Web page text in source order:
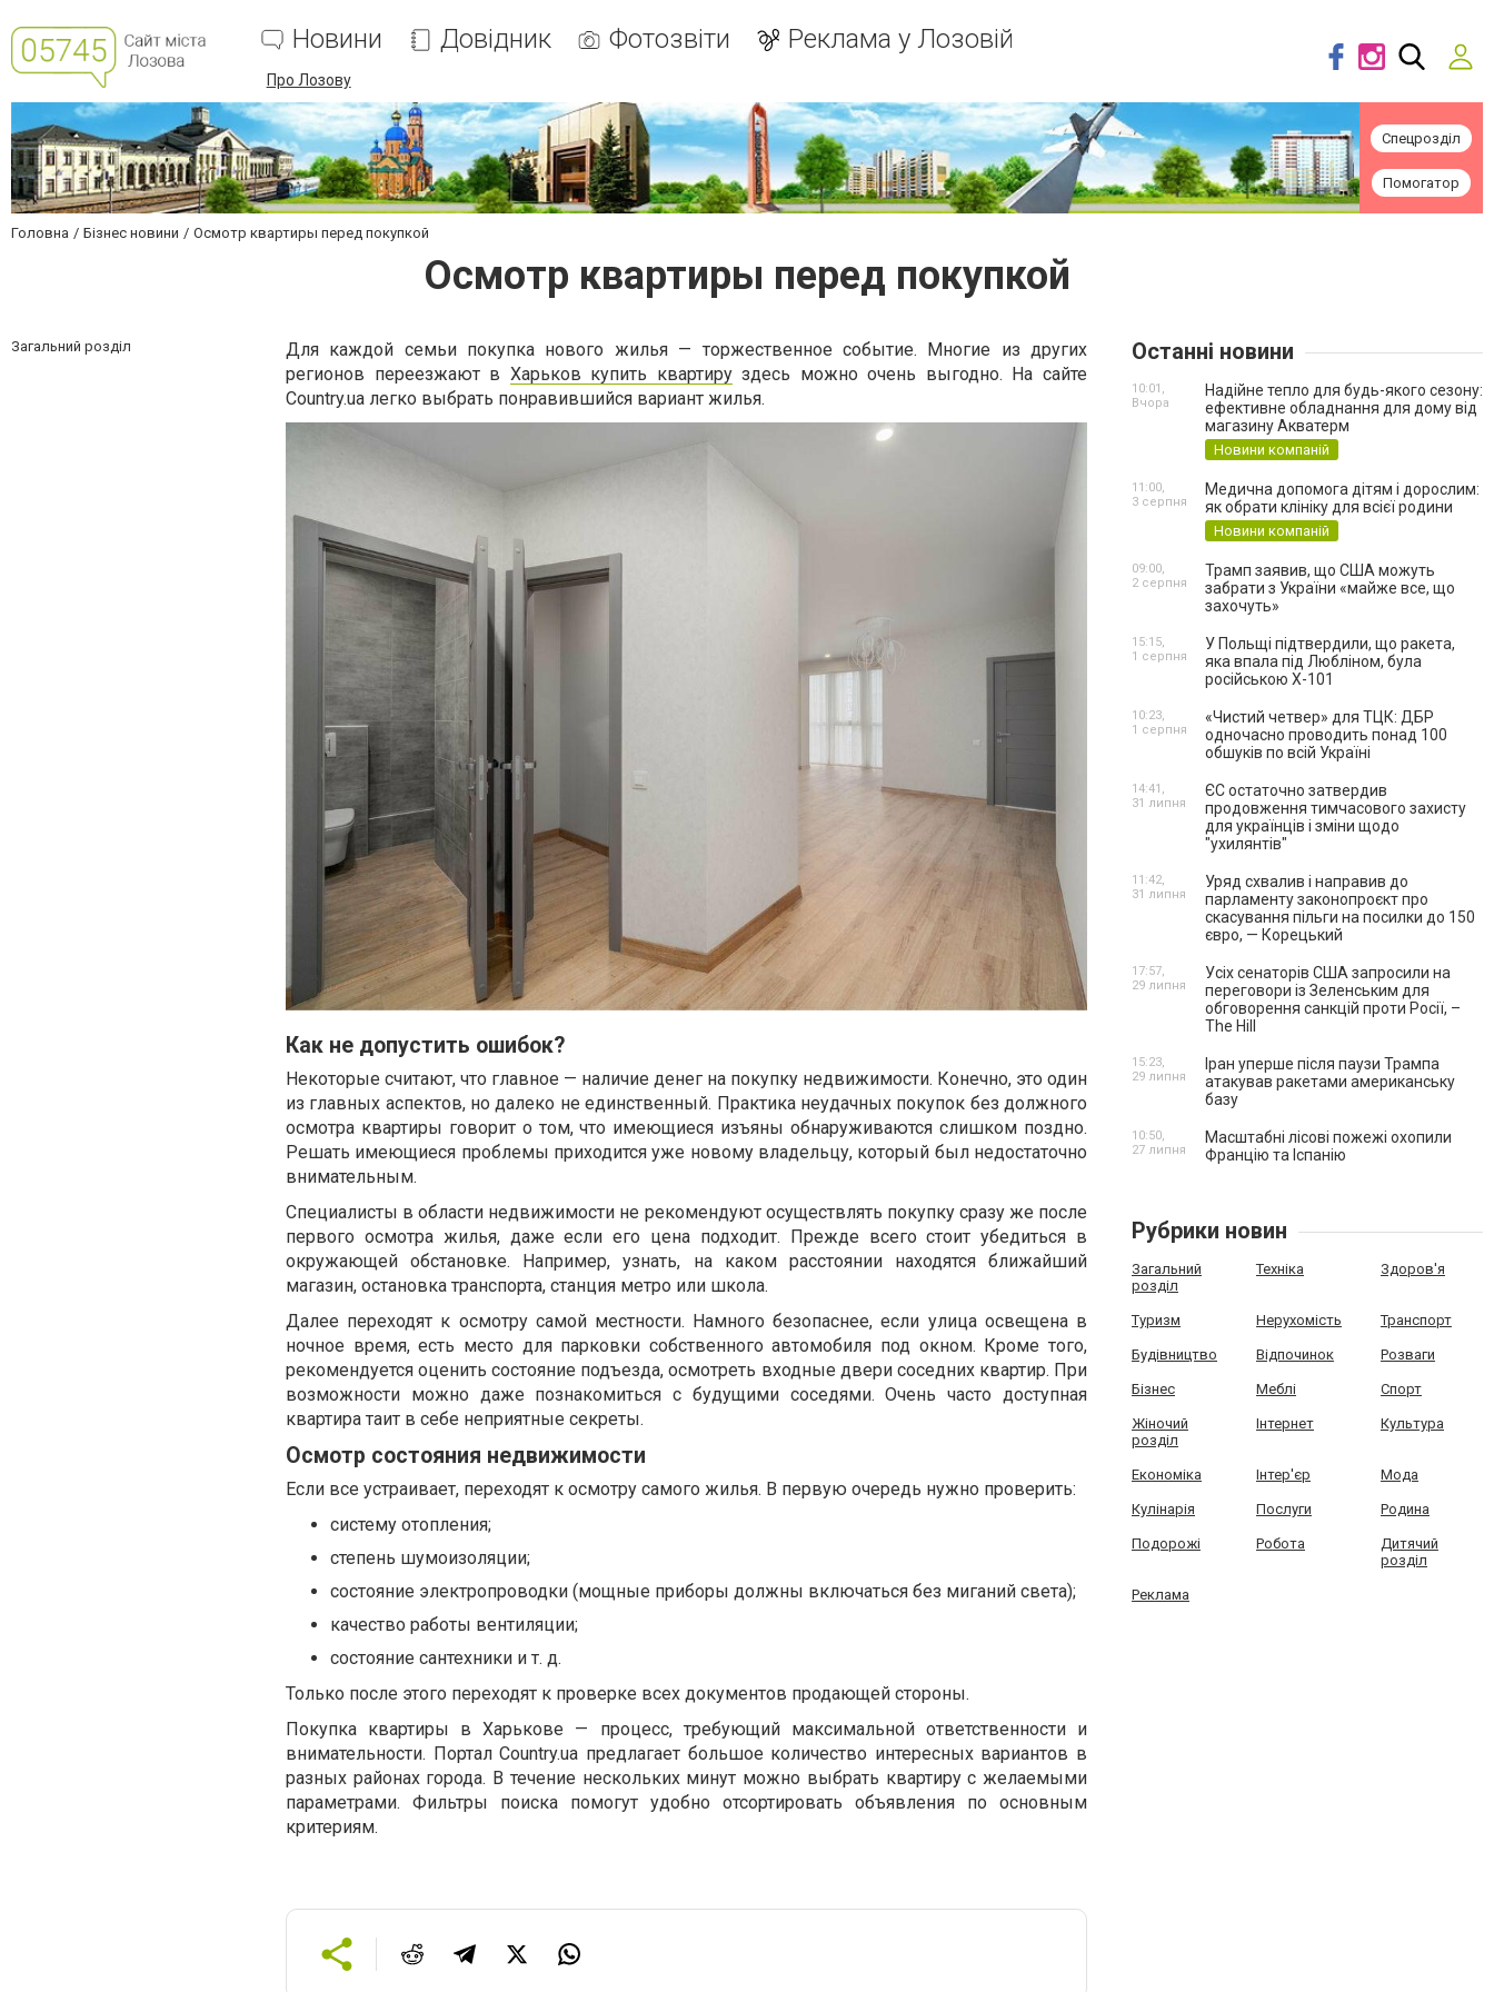
Новини Довідник Фотозвіти Реклама у Лозовій
Про Лозову
Спецрозділ
Помогатор
Головна Бізнес новини Осмотр квартиры перед покупкой
Осмотр квартиры перед покупкой
Загальний розділ
Для каждой семьи покупка нового жилья — торжественное событие. Многие из других
регионов переезжают в Харьков купить квартируздесь можно очень выгодно. На сайте
Country.ua легко выбрать понравившийся вариант жилья.
Как не допустить ошибок?
Некоторые считают, что главное — наличие денег на покупку недвижимости. Конечно, это один
из главных аспектов, но далеко не единственный. Практика неудачных покупок без должного
осмотра квартиры говорит о том, что имеющиеся изъяны обнаруживаются слишком поздно.
Решать имеющиеся проблемы приходится уже новому владельцу, который был недостаточно
внимательным.
Специалисты в области недвижимости не рекомендуют осуществлять покупку сразу же после
первого осмотра жилья, даже если его цена подходит. Прежде всего стоит убедиться в
окружающей обстановке. Например, узнать, на каком расстоянии находятся ближайший
магазин, остановка транспорта, станция метро или школа.
Далее переходят к осмотру самой местности. Намного безопаснее, если улица освещена в
ночное время, есть место для парковки собственного автомобиля под окном. Кроме того,
рекомендуется оценить состояние подъезда, осмотреть входные двери соседних квартир. При
возможности можно даже познакомиться с будущими соседями. Очень часто доступная
квартира таит в себе неприятные секреты.
Осмотр состояния недвижимости
Если все устраивает, переходят к осмотру самого жилья. В первую очередь нужно проверить:
систему отопления;
степень шумоизоляции;
состояние электропроводки (мощные приборы должны включаться без миганий света);
качество работы вентиляции;
состояние сантехники и т. д.
Только после этого переходят к проверке всех документов продающей стороны.
Покупка квартиры в Харькове — процесс, требующий максимальной ответственности и
внимательности. Портал Country.ua предлагает большое количество интересных вариантов в
разных районах города. В течение нескольких минут можно выбрать квартиру с желаемыми
параметрами. Фильтры поиска помогут удобно отсортировать объявления по основным
критериям.
Останні новини
Надійне тепло для будь-якого сезону:
ефективне обладнання для дому від
магазину Акватерм
Новини компаній
10:01,
Вчора
Медична допомога дітям і дорослим:
як обрати клініку для всієї родини
Новини компаній
11:00,
3 серпня
Трамп заявив, що США можуть
забрати з України «майже все, що
захочуть»
09:00,
2 серпня
У Польщі підтвердили, що ракета,
яка впала під Любліном, була
російською Х-101
15:15,
1 серпня
«Чистий четвер» для ТЦК: ДБР
одночасно проводить понад 100
обшуків по всій Україні
10:23,
1 серпня
ЄС остаточно затвердив
продовження тимчасового захисту
для українців і зміни щодо
"ухилянтів"
14:41,
31 липня
Уряд схвалив і направив до
парламенту законопроєкт про
скасування пільги на посилки до 150
євро, — Корецький
11:42,
31 липня
Усіх сенаторів США запросили на
переговори із Зеленським для
обговорення санкцій проти Росії, –
The Hill
17:57,
29 липня
Іран уперше після паузи Трампа
атакував ракетами американську
базу
15:23,
29 липня
Масштабні лісові пожежі охопили
Францію та Іспанію
10:50,
27 липня
Рубрики новин
Загальний
розділ
Техніка Здоров'я
Туризм Нерухомість Транспорт
Будівництво Відпочинок Розваги
Бізнес Меблі Спорт
Жіночий
розділ
Інтернет Культура
Економіка Інтер'єр Мода
Кулінарія Послуги Родина
Подорожі Робота
Дитячий
розділ
Реклама